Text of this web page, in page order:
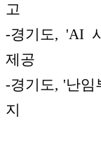
고
-경기도, 'AI
제공
-경기도, '난임
지